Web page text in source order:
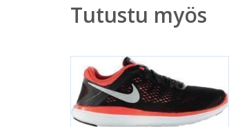
Tutustu myös